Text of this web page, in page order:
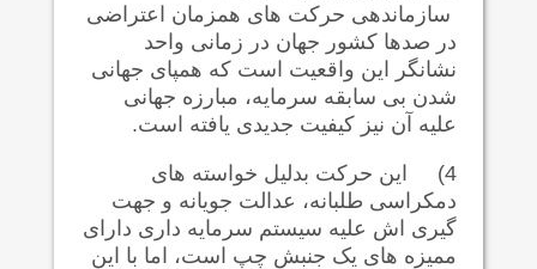
سازماندهی حرکت های همزمان اعتراضی
در صدها کشور جهان در زمانی واحد
نشانگر این واقعیت است که همپای جهانی
شدن بی سابقه سرمایه، مبارزه جهانی
علیه آن نیز کیفیت جدیدی یافته است.
4)
این حرکت بدلیل خواسته های
دمکراسی طلبانه، عدالت جویانه و جهت
گیری اش علیه سیستم سرمایه داری دارای
ممیزه های یک جنبش چپ است، اما با این